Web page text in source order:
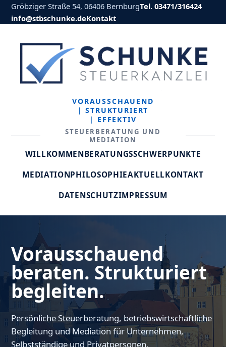
Gröbziger Straße 54, 06406 BernburgTel. 03471/316424
info@stbschunke.deKontakt
VORAUSSCHAUEND
| STRUKTURIERT
| EFFEKTIV
STEUERBERATUNG UND
MEDIATION
WILLKOMMENBERATUNGSSCHWERPUNKTE
MEDIATIONPHILOSOPHIEAKTUELLKONTAKT
DATENSCHUTZIMPRESSUM
Vorausschauend
beraten. Strukturiert
begleiten.
Persönliche Steuerberatung, betriebswirtschaftliche
Begleitung und Mediation für Unternehmen,
Selbstständige und Privatpersonen.